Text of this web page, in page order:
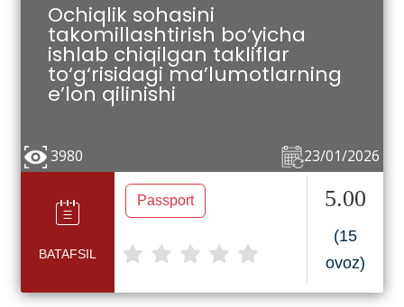
Ochiqlik sohasini
takomillashtirish bo‘yicha
ishlab chiqilgan takliflar
to‘g‘risidagi ma’lumotlarning
e’lon qilinishi
23/01/2026
3980
BATAFSIL
Passport 5.00
(15
ovoz)